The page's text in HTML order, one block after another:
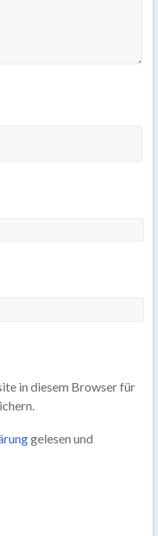
in diesem Browser für
gelesen und